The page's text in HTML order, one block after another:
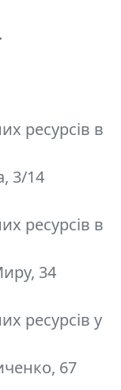
ресурсів в
3/14
ресурсів в
34
ресурсів у
67